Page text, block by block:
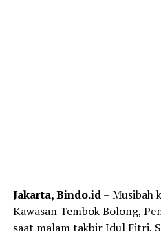
Jakarta, Bindo.id– Musibah
Kawasan Tembok Bolong,
saat malam takbir Idul Fitri,